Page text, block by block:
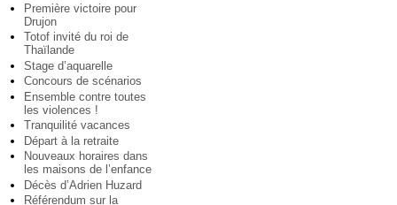
Première victoire pour
Drujon
Totof invité du roi de
Thaïlande
Stage d’aquarelle
Concours de scénarios
Ensemble contre toutes
les violences !
Tranquilité vacances
Départ à la retraite
Nouveaux horaires dans
les maisons de l’enfance
Décès d’Adrien Huzard
Référendum sur la